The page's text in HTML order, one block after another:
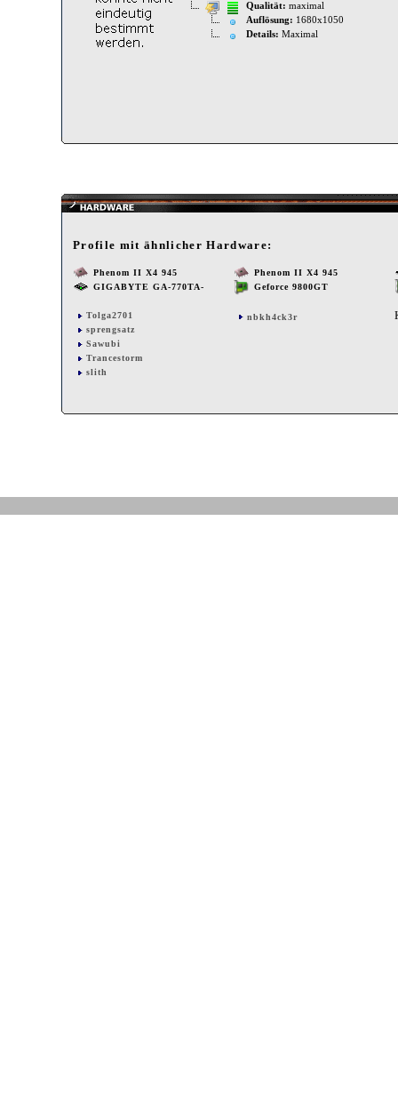
Qualität: maximal
Auflösung: 1680x1050
Details: Maximal
Profile mit ähnlicher Hardware:
Phenom II X4 945
GIGABYTE GA-770TA-
Tolga2701
sprengsatz
Sawubi
Trancestorm
slith
Phenom II X4 945
Geforce 9800GT
nbkh4ck3r